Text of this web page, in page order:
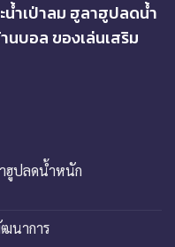
น้ำเป่าลม ฮูลาฮูปลดน้ำ
นบอล ของเล่นเสริม
ฮูปลดน้ำหนัก
นาการ